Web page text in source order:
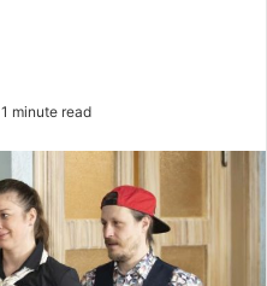
1 minute read